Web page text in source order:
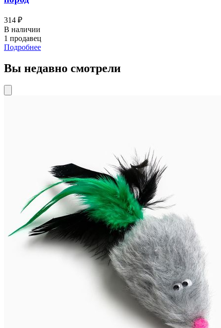
314 ₽
В наличии
1 продавец
Подробнее
Вы недавно смотрели